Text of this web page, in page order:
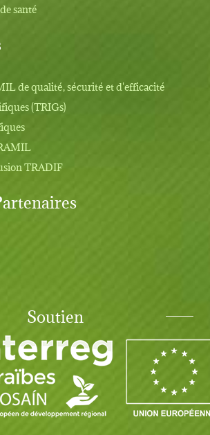
santé
de qualité, sécurité et d'efficacité
(TRIGs)
TRADIF
Soutien